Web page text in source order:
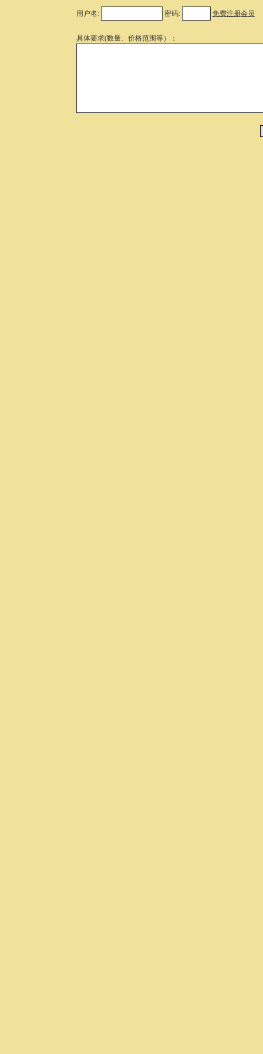
用户名: 密码: 免费注册会员
具体要求(数量、价格范围等）：